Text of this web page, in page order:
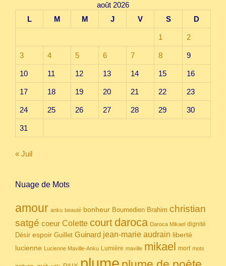
août 2026
L
M M J V S D
1 2
3 4 5 6 7 8 9
10 11 12 13 14 15 16
17 18 19 20 21 22 23
24 25 26 27 28 29 30
31
« Juil
Nuage de Mots
amour anku beauté bonheur Boumedien Brahim christian
satgé coeur Colette court daroca Daroca Mikael dignité
Désir espoir Guillet Guinard jean-marie audrain liberté
lucienne Lucienne Maville-Anku Lumière maville mikael mort mots